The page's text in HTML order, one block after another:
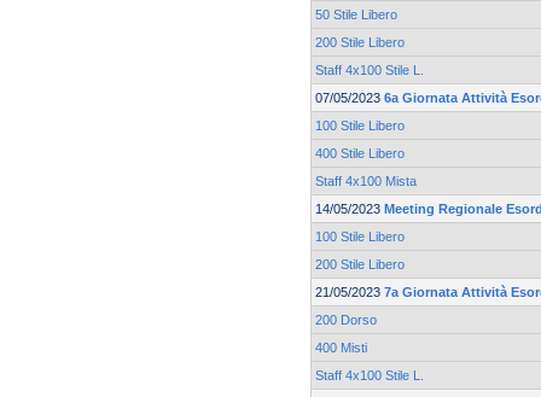
50 Stile Libero
200 Stile Libero
Staff 4x100 Stile L.
07/05/2023 6a Giornata Attività
100 Stile Libero
400 Stile Libero
Staff 4x100 Mista
14/05/2023 Meeting Regionale
100 Stile Libero
200 Stile Libero
21/05/2023 7a Giornata Attività
200 Dorso
400 Misti
Staff 4x100 Stile L.